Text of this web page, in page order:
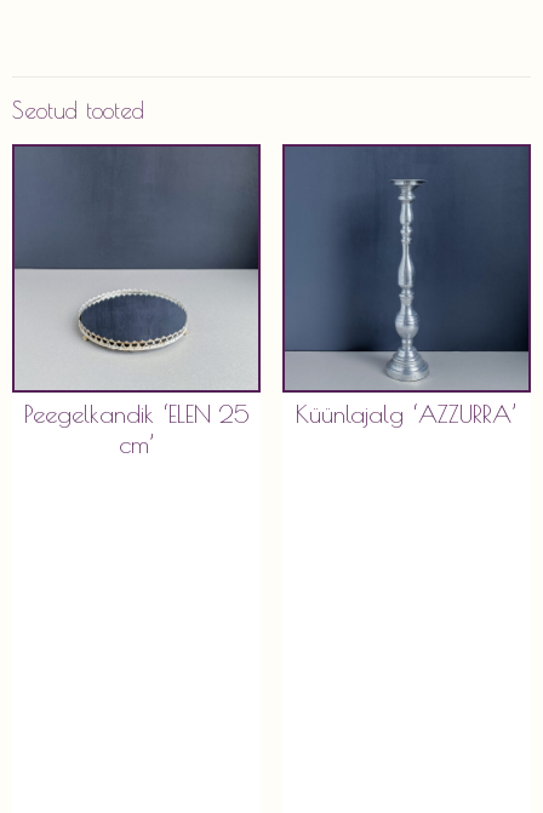
Seotud tooted
Peegelkandik ‘ELEN 25
cm’
Küünlajalg ‘AZZURRA’